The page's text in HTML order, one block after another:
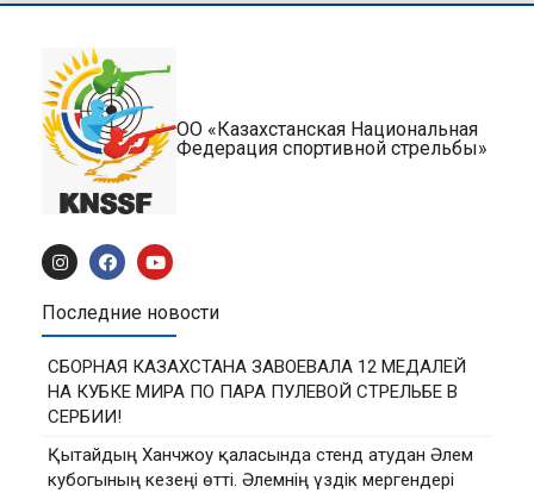
ОО «Казахстанская Национальная
Федерация спортивной стрельбы»
Последние новости
СБОРНАЯ КАЗАХСТАНА ЗАВОЕВАЛА 12 МЕДАЛЕЙ
НА КУБКЕ МИРА ПО ПАРА ПУЛЕВОЙ СТРЕЛЬБЕ В
СЕРБИИ!
Қытайдың Ханчжоу қаласында стенд атудан Әлем
кубогының кезеңі өтті. Әлемнің үздік мергендері